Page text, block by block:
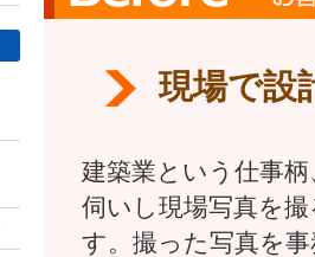
現場で設
建築業という仕事
伺いし現場写真を
す。撮った写真を